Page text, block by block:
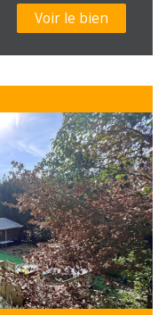
Voir le bien